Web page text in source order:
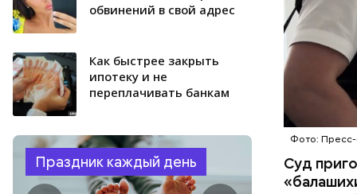
обвинений в свой адрес
Как быстрее закрыть
ипотеку и не
переплачивать банкам
Праздник каждый день
Фото: Пресс-
Суд